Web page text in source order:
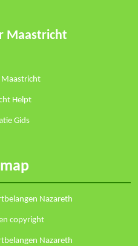
Maastricht
Maastricht
Helpt
Gids
Nazareth
copyright
Nazareth